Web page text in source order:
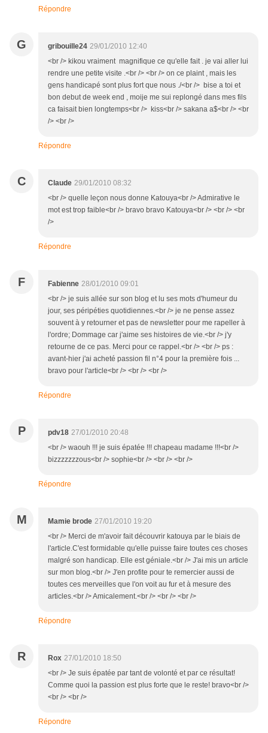
Répondre
G gribouille24 29/01/2010 12:40
<br /> kikou vraiment magnifique ce qu'elle fait . je vai aller lui
rendre une petite visite .<br /> <br /> on ce plaint , mais les
gens handicapé sont plus fort que nous ./<br /> bise a toi et
bon debut de week end , moije me sui replongé dans mes fils
ca faisait bien longtemps<br /> kiss<br /> sakana a$<br /> <br
/> <br />
Répondre
C Claude 29/01/2010 08:32
<br /> quelle leçon nous donne Katouya<br /> Admirative le
mot est trop faible<br /> bravo bravo Katouya<br /> <br /> <br
/>
Répondre
F Fabienne 28/01/2010 09:01
<br /> je suis allée sur son blog et lu ses mots d'humeur du
jour, ses péripéties quotidiennes.<br /> je ne pense assez
souvent à y retourner et pas de newsletter pour me rapeller à
l'ordre; Dommage car j'aime ses histoires de vie.<br /> j'y
retourne de ce pas. Merci pour ce rappel.<br /> <br /> ps :
avant-hier j'ai acheté passion fil n°4 pour la première fois ...
bravo pour l'article<br /> <br /> <br />
Répondre
P pdv18 27/01/2010 20:48
<br /> waouh !!! je suis épatée !!! chapeau madame !!!<br />
bizzzzzzzous<br /> sophie<br /> <br /> <br />
Répondre
M Mamie brode 27/01/2010 19:20
<br /> Merci de m'avoir fait découvrir katouya par le biais de
l'article.C'est formidable qu'elle puisse faire toutes ces choses
malgré son handicap. Elle est géniale.<br /> J'ai mis un article
sur mon blog.<br /> J'en profite pour te remercier aussi de
toutes ces merveilles que l'on voit au fur et à mesure des
articles.<br /> Amicalement.<br /> <br /> <br />
Répondre
R Rox 27/01/2010 18:50
<br /> Je suis épatée par tant de volonté et par ce résultat!
Comme quoi la passion est plus forte que le reste! bravo<br />
<br /> <br />
Répondre